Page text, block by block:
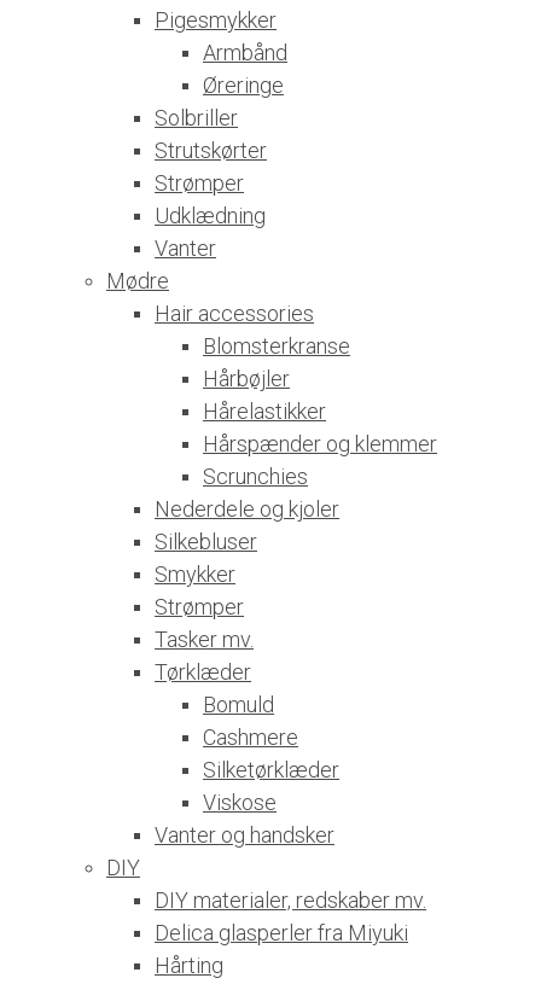
Pigesmykker
Armbånd
Øreringe
Solbriller
Strutskørter
Strømper
Udklædning
Vanter
Mødre
Hair accessories
Blomsterkranse
Hårbøjler
Hårelastikker
Hårspænder og klemmer
Scrunchies
Nederdele og kjoler
Silkebluser
Smykker
Strømper
Tasker mv.
Tørklæder
Bomuld
Cashmere
Silketørklæder
Viskose
Vanter og handsker
DIY
DIY materialer, redskaber mv.
Delica glasperler fra Miyuki
Hårting